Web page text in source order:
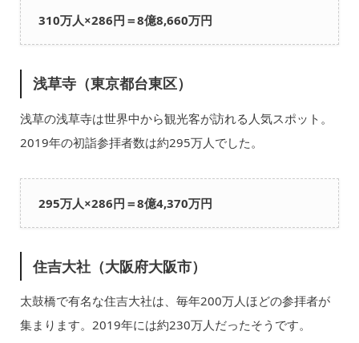
310万人×286円＝8億8,660万円
浅草寺（東京都台東区）
浅草の浅草寺は世界中から観光客が訪れる人気スポット。
2019年の初詣参拝者数は約295万人でした。
295万人×286円＝8億4,370万円
住吉大社（大阪府大阪市）
太鼓橋で有名な住吉大社は、毎年200万人ほどの参拝者が
集まります。2019年には約230万人だったそうです。